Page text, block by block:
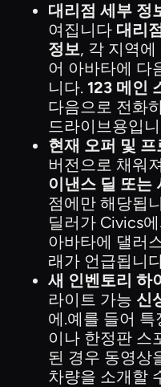
대리점 세부 정
여집니다 대리
정보, 각 지역
어 아바타에 다
니다. 123 메인
다음으로 전화
드라이브용입니
현재 오퍼 및 프
버전으로 채워
이낸스 딜 또는
점에만 해당됩
딜러가 Civics
아바타에 댈러
래가 언급됩니
새 인벤토리 하
라이트 가능 신
에.예를 들어
이나 한정판 스
된 경우 동영상
차량을 소개할